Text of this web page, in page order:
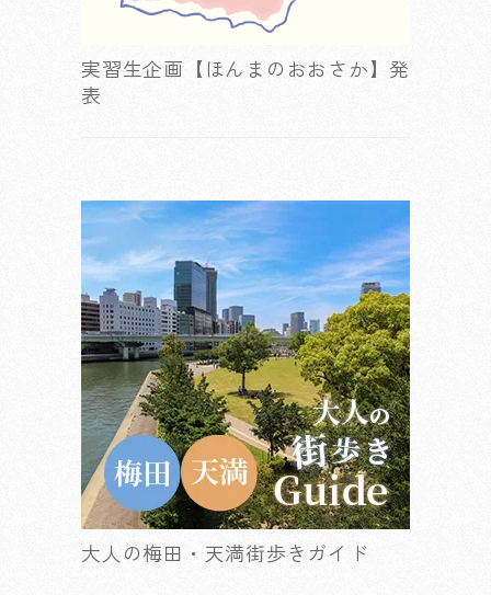
実習生企画【ほんまのおおさか】発
表
大人の梅田・天満街歩きガイド